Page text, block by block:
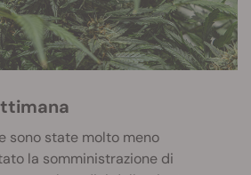
sono state molto meno
la somministrazione di